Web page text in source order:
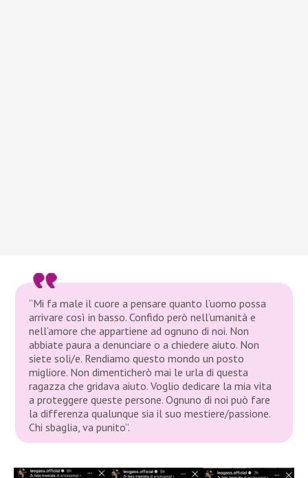
“Mi fa male il cuore a pensare quanto l’uomo possa
arrivare così in basso. Confido però nell’umanità e
nell’amore che appartiene ad ognuno di noi. Non
abbiate paura a denunciare o a chiedere aiuto. Non
siete soli/e. Rendiamo questo mondo un posto
migliore. Non dimenticherò mai le urla di questa
ragazza che gridava aiuto. Voglio dedicare la mia vita
a proteggere queste persone. Ognuno di noi può fare
la differenza qualunque sia il suo mestiere/passione.
Chi sbaglia, va punito”.